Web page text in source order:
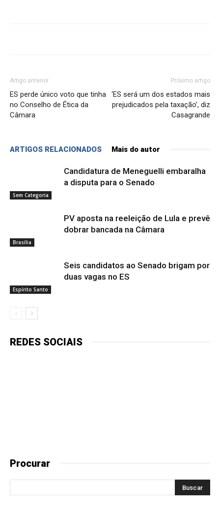
Artigo anterior
ES perde único voto que tinha
no Conselho de Ética da
Câmara
Próximo artigo
‘ES será um dos estados mais
prejudicados pela taxação’, diz
Casagrande
ARTIGOS RELACIONADOS Mais do autor
Sem Categoria
Candidatura de Meneguelli embaralha
a disputa para o Senado
Brasília
PV aposta na reeleição de Lula e prevê
dobrar bancada na Câmara
Espírito Santo
Seis candidatos ao Senado brigam por
duas vagas no ES
REDES SOCIAIS
Procurar